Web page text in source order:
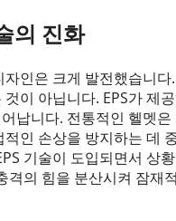
의 진화
인은 크게 발전했습니다
이 아닙니다. EPS가 제
납니다. 전통적인 헬멧은
인 손상을 방지하는 데
기술이 도입되면서 상
격의 힘을 분산시켜 잠재